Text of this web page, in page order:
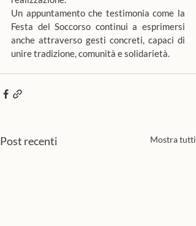
Un appuntamento che testimonia come la
Festa del Soccorso continui a esprimersi
anche attraverso gesti concreti, capaci di
unire tradizione, comunità e solidarietà.
Post recenti Mostra tutti